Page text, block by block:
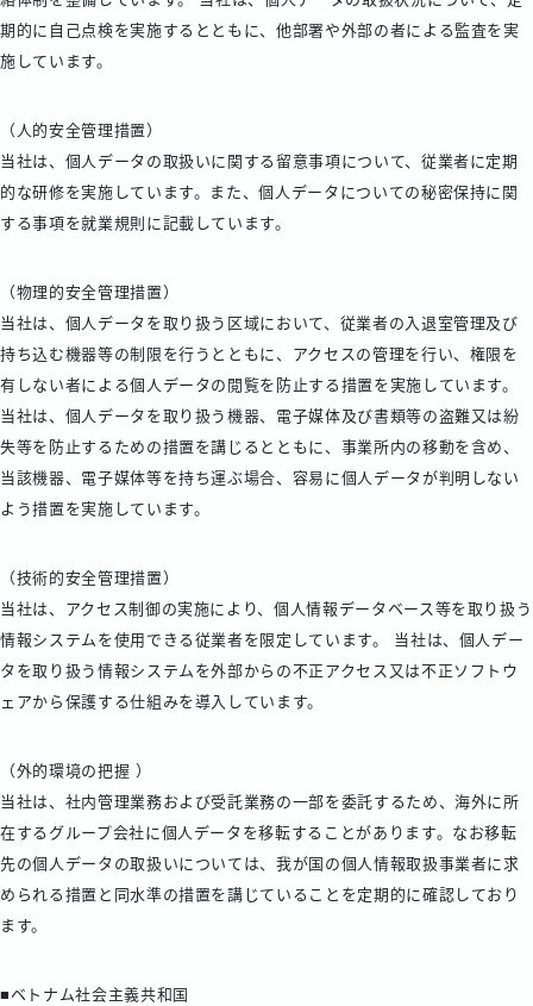
期的に自己点検を実施するとともに、他部署や外部の者による監査を実
施しています。
（人的安全管理措置）
当社は、個人データの取扱いに関する留意事項について、従業者に定期
的な研修を実施しています。また、個人データについての秘密保持に関
する事項を就業規則に記載しています。
（物理的安全管理措置）
当社は、個人データを取り扱う区域において、従業者の入退室管理及び
持ち込む機器等の制限を行うとともに、アクセスの管理を行い、権限を
有しない者による個人データの閲覧を防止する措置を実施しています。
当社は、個人データを取り扱う機器、電子媒体及び書類等の盗難又は紛
失等を防止するための措置を講じるとともに、事業所内の移動を含め、
当該機器、電子媒体等を持ち運ぶ場合、容易に個人データが判明しない
よう措置を実施しています。
（技術的安全管理措置）
当社は、アクセス制御の実施により、個人情報データベース等を取り扱う
情報システムを使用できる従業者を限定しています。 当社は、個人デー
タを取り扱う情報システムを外部からの不正アクセス又は不正ソフトウ
ェアから保護する仕組みを導入しています。
（外的環境の把握 ）
当社は、社内管理業務および受託業務の一部を委託するため、海外に所
在するグループ会社に個人データを移転することがあります。なお移転
先の個人データの取扱いについては、我が国の個人情報取扱事業者に求
められる措置と同水準の措置を講じていることを定期的に確認しており
ます。
■ベトナム社会主義共和国